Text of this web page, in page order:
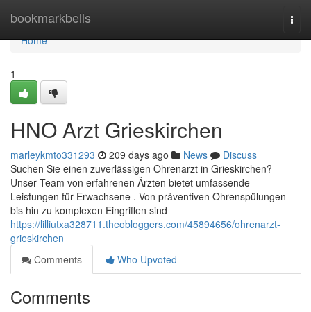
bookmarkbells
Home
Home
1
HNO Arzt Grieskirchen
marleykmto331293 209 days ago News
Discuss
Suchen Sie einen zuverlässigen Ohrenarzt in Grieskirchen?
Unser Team von erfahrenen Ärzten bietet umfassende
Leistungen für Erwachsene . Von präventiven Ohrenspülungen
bis hin zu komplexen Eingriffen sind
https://lilliutxa328711.theobloggers.com/45894656/ohrenarzt-
grieskirchen
Comments
Who Upvoted
Comments